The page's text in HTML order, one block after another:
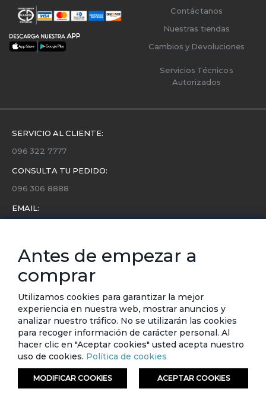
Contáctanos
Nuestras tiendas
Cambios y Devoluciones
Servicios Técnicos
Autorizados
SERVICIO AL CLIENTE:
096 322 7777
CONSULTA TU PEDIDO:
096 306 8888
EMAIL:
Conoce toda la información sobre últimas colecciones,
eventos y ofertas.
Subscríbete a nuestro newsletter
SUSCRIBIRSE
© ETAFASHION 2023. Todos los derechos reservados.
Antes de empezar a
comprar
Utilizamos cookies para garantizar la mejor
experiencia en nuestra web, mostrar anuncios y
analizar nuestro tráfico. No se utilizarán las cookies
para recoger información de carácter personal. Al
hacer clic en "Aceptar cookies" usted acepta nuestro
uso de cookies. Política de cookies
MODIFICAR COOKIES ACEPTAR COOKIES